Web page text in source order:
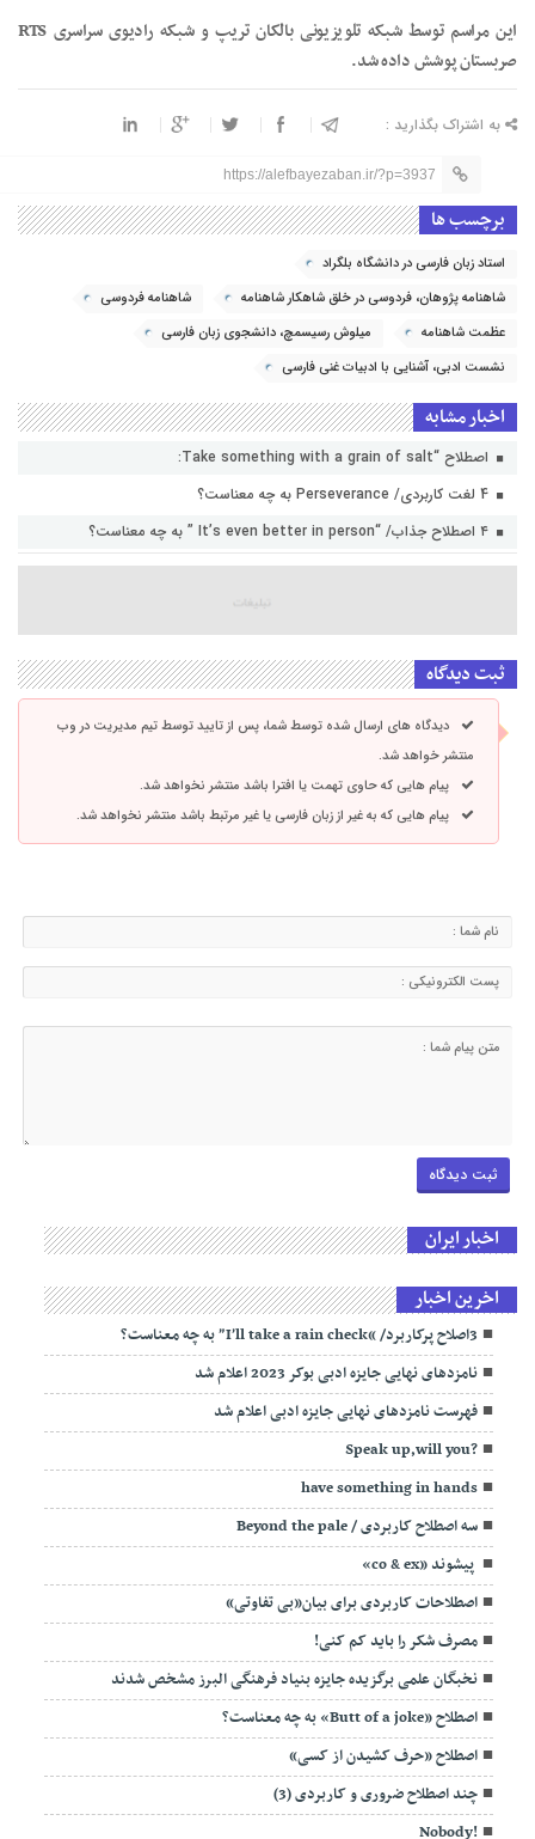
این مراسم توسط شبکه تلویزیونی بالکان تریپ و شبکه رادیوی سراسری RTS
صربستان پوشش داده شد.
به اشتراک بگذارید :
https://alefbayezaban.ir/?p=3937
برچسب ها
استاد زبان فارسی در دانشگاه بلگراد
شاهنامه پژوهان، فردوسی در خلق شاهکار شاهنامه
شاهنامه فردوسی
عظمت شاهنامه
میلوش رسیسمچ، دانشجوی زبان فارسی
نشست ادبی، آشنایی با ادبیات غنی فارسی
اخبار مشابه
اصطلاح “Take something with a grain of salt:
ثبت دیدگاه
دیدگاه های ارسال شده توسط شما، پس از تایید توسط تیم مدیریت در وب
منتشر خواهد شد.
پیام هایی که حاوی تهمت یا افترا باشد منتشر نخواهد شد.
پیام هایی که به غیر از زبان فارسی یا غیر مرتبط باشد منتشر نخواهد شد.
اخبار ایران
اخرین اخبار
3اصلاح پرکاربرد/ “I’ll take a rain check” به چه معناست؟
نامزدهای نهایی جایزه ادبی بوکر 2023 اعلام شد
فهرست نامزدهای نهایی جایزه ادبی اعلام شد
?Speak up,will you
have something in hands
سه اصطلاح کاربردی / Beyond the pale
پیشوند «co & ex»
اصطلاحات کاربردی برای بیان«بی تفاوتی»
مصرف شکر را باید کم کنی!
نخبگان علمی برگزیده جایزه بنیاد فرهنگی البرز مشخص شدند
اصطلاح «Butt of a joke» به چه معناست؟
اصطلاح «حرف کشیدن از کسی»
چند اصطلاح ضروری و کاربردی (3)
!Nobody